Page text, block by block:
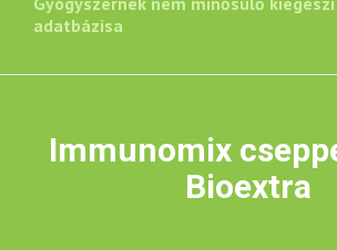
adatbázisa
Immunomix
Bioextra